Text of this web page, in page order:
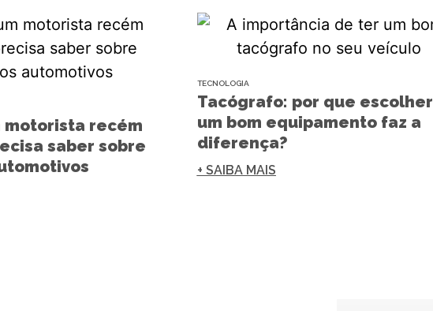
motorista recém
saber sobre
TECNOLOGIA
Tacógrafo: por que escolher
um bom equipamento faz a
diferença?
+ SAIBA MAIS